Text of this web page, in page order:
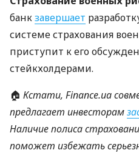
банкзавершает
системе страхования
приступит к его
стейкхолдерами.
🏠 Кстати, Finance.ua
предлагает инвесторам
Наличие полиса
поможет избежать